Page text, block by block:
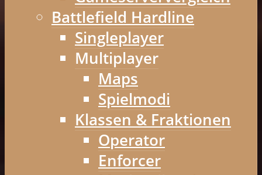
Battlefield Hardline
Singleplayer
Multiplayer
Maps
Spielmodi
Klassen & Fraktionen
Operator
Enforcer